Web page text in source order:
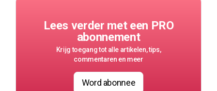
Lees verder met een PRO
abonnement
Krijg toegang tot alle artikelen, tips,
commentaren en meer
Word abonnee